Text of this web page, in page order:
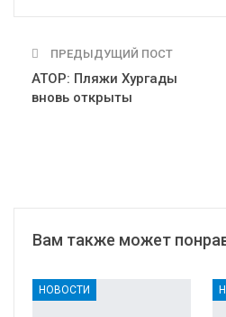
ПРЕДЫДУЩИЙ ПОСТ
АТОР: Пляжи Хургады
вновь открыты
Вам также может
НОВОСТИ